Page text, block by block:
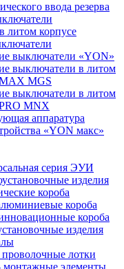
ввода резерва
литом корпусе
выключатели «YON»
выключатели в литом
MGS
выключатели в литом
MNX
аппаратура
«YON макс»
серия ЭУИ
изделия
короба
короба
короба
изделия
лотки
монтажные элементы